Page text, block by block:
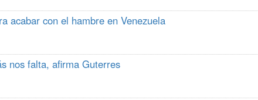
acabar con el hambre en Venezuela
nos falta, afirma Guterres